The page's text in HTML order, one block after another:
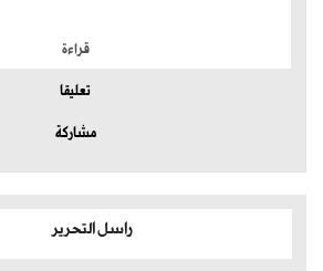
قراءة
تعليقا
مشاركة
راسل التحرير